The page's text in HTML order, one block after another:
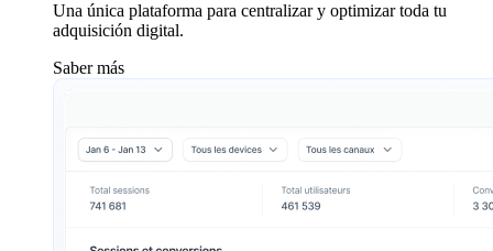
Una única plataforma para centralizar y optimizar toda tu
adquisición digital.
Saber más